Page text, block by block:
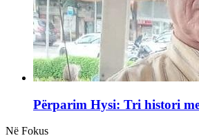
Përparim Hysi: Tri histori
Në Fokus